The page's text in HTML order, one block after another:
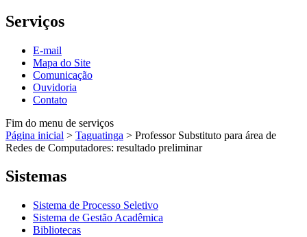
Serviços
E-mail
Mapa do Site
Comunicação
Ouvidoria
Contato
Fim do menu de serviços
Página inicial > Taguatinga > Professor Substituto para área de
Redes de Computadores: resultado preliminar
Sistemas
Sistema de Processo Seletivo
Sistema de Gestão Acadêmica
Bibliotecas